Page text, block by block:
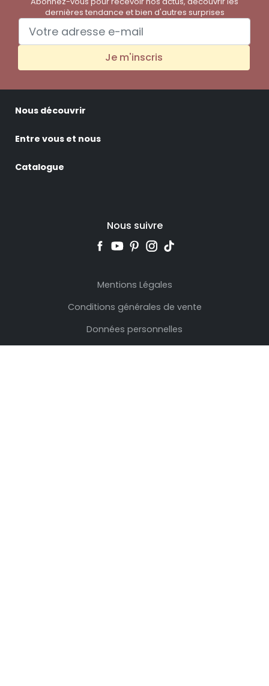
dernières tendance et bien d'autres surprises
Je m'inscris
Nous découvrir
Entre vous et nous
Catalogue
Nous suivre
Mentions Légales
Conditions générales de vente
Données personnelles